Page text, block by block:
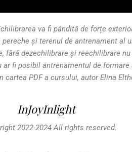
va fi pândită de forțe
și terenul de antrenament al
fără dezechilibrare și reechilibrare
fi posibil antrenamentul de
cartea PDF a cursului, autor Elina
InJoyInlight
2022-2024 All rights reserved.